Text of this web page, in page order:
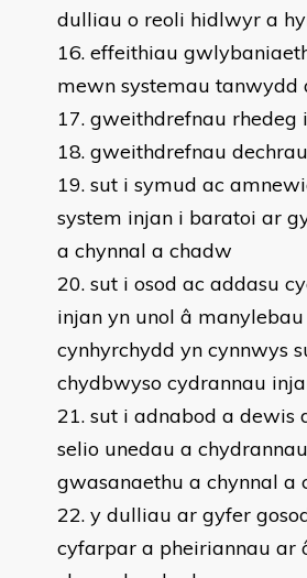
dulliau o reoli hidlwyr a
effeithiau
mewn systemau tanwydd
gweithdrefnau rhedeg
gweithdrefnau
sut i symud ac
system injan i baratoi ar
a chynnal a chadw
sut i osod ac addasu
injan yn unol â manylebau
cynhyrchydd yn cynnwys
chydbwyso cydrannau
sut i adnabod a dewis
selio unedau a
gwasanaethu a chynnal a
y dulliau ar gyfer
cyfarpar a pheiriannau ar